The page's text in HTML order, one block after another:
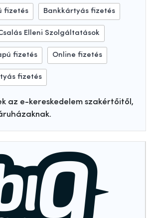
fizetés Bankkártyás fizetés
Elleni Szolgáltatások
fizetés Online fizetés
fizetés
az e-kereskedelem szakértőitől,